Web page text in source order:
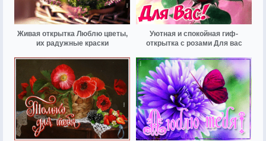
Живая открытка Люблю цветы,
их радужные краски
Уютная и спокойная гиф-
открытка с розами Для вас